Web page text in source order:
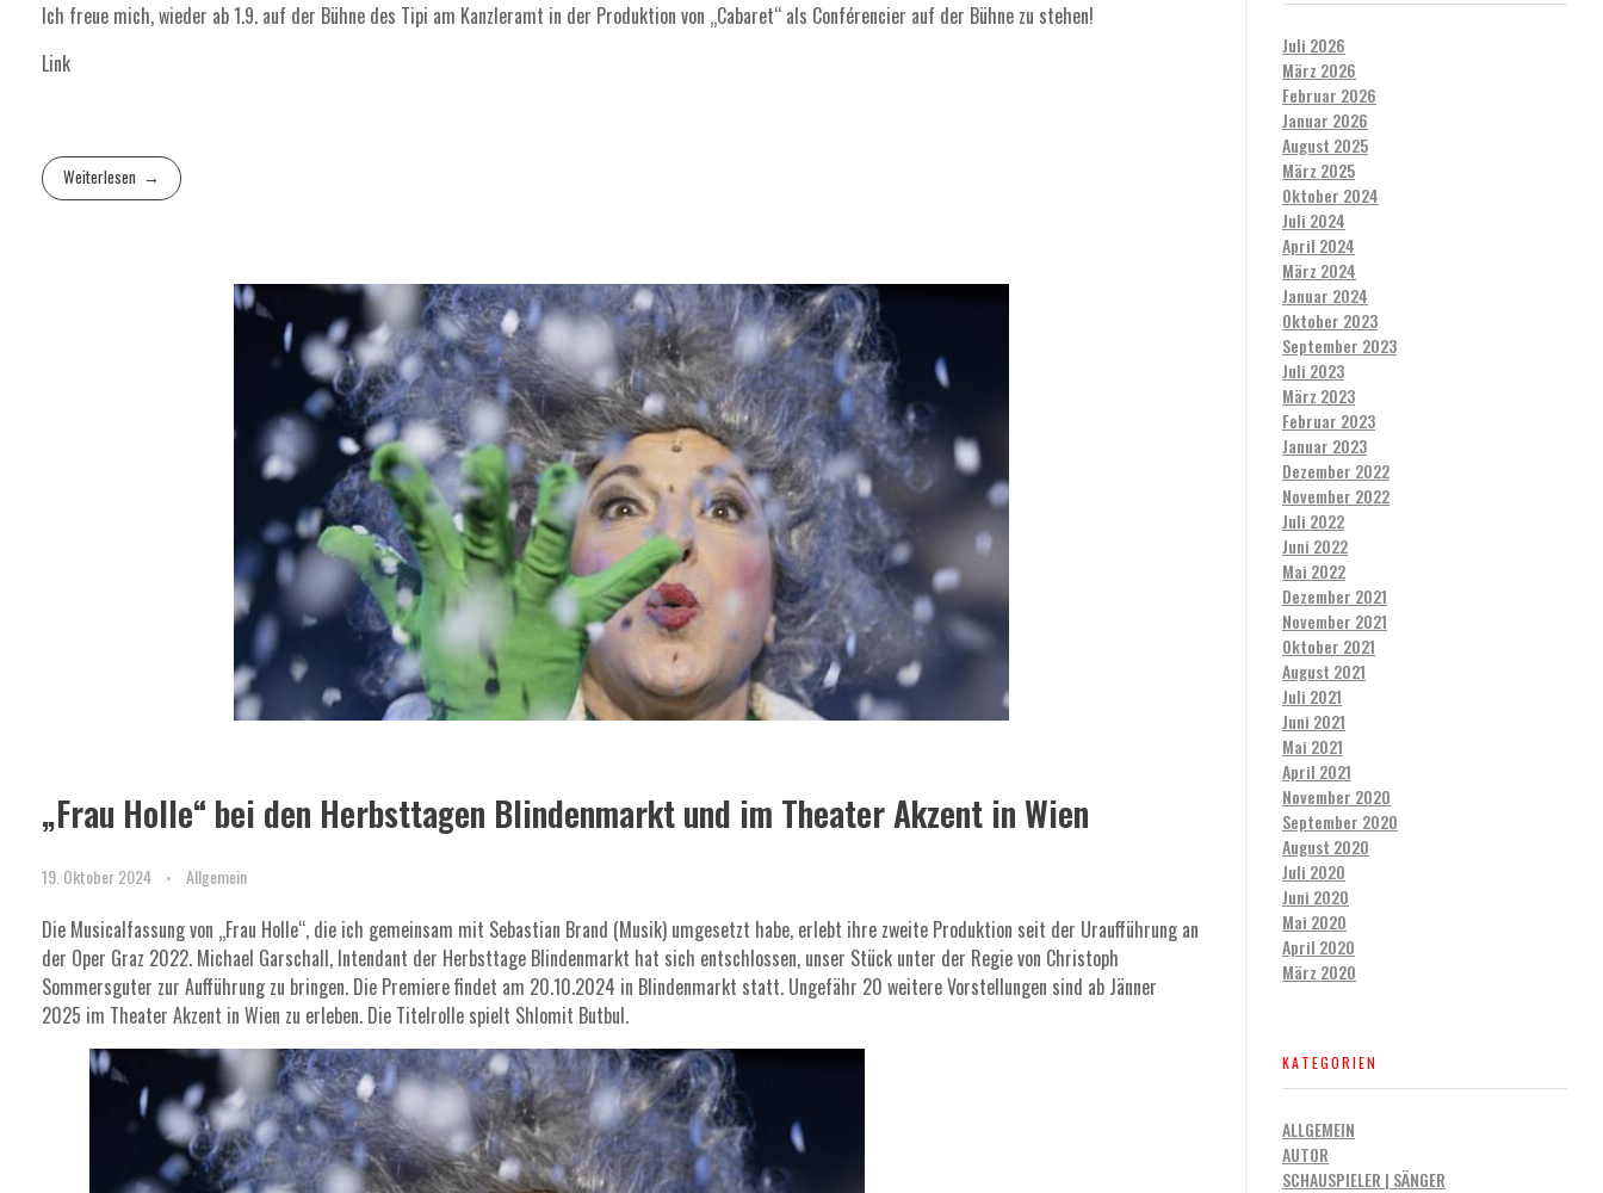
Ich freue mich, wieder ab 1.9. auf der Bühne des Tipi am Kanzleramt in der Produktion von „Cabaret“ als Conférencier auf der Bühne zu stehen!
Link
Weiterlesen
„Frau Holle“ bei den Herbsttagen Blindenmarkt und im Theater Akzent in Wien
19. Oktober 2024 Allgemein
Die Musicalfassung von „Frau Holle“, die ich gemeinsam mit Sebastian Brand (Musik) umgesetzt habe, erlebt ihre zweite Produktion seit der Uraufführung an
der Oper Graz 2022. Michael Garschall, Intendant der Herbsttage Blindenmarkt hat sich entschlossen, unser Stück unter der Regie von Christoph
Sommersguter zur Aufführung zu bringen. Die Premiere findet am 20.10.2024 in Blindenmarkt statt. Ungefähr 20 weitere Vorstellungen sind ab Jänner
2025 im Theater Akzent in Wien zu erleben. Die Titelrolle spielt Shlomit Butbul.
Juli 2026
März 2026
Februar 2026
Januar 2026
August 2025
März 2025
Oktober 2024
Juli 2024
April 2024
März 2024
Januar 2024
Oktober 2023
September 2023
Juli 2023
März 2023
Februar 2023
Januar 2023
Dezember 2022
November 2022
Juli 2022
Juni 2022
Mai 2022
Dezember 2021
November 2021
Oktober 2021
August 2021
Juli 2021
Juni 2021
Mai 2021
April 2021
November 2020
September 2020
August 2020
Juli 2020
Juni 2020
Mai 2020
April 2020
März 2020
KATEGORIEN
ALLGEMEIN
AUTOR
SCHAUSPIELER | SÄNGER